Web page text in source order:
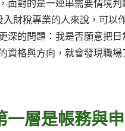
面對的是一連串需要情境
入財稅專業的人來說，可以
深的問題：我是否願意把
資格與方向，就會發現職
層是帳務與